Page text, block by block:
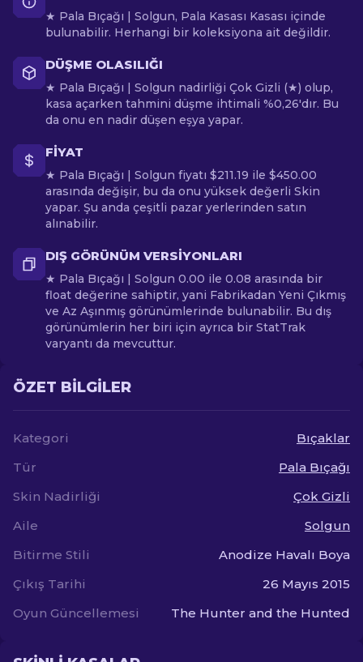
★ Pala Bıçağı | Solgun, Pala Kasası Kasası içinde
bulunabilir. Herhangi bir koleksiyona ait değildir.
DÜŞME OLASILIĞI
★ Pala Bıçağı | Solgun nadirliği Çok Gizli (★) olup,
kasa açarken tahmini düşme ihtimali %0,26'dır. Bu
da onu en nadir düşen eşya yapar.
FIYAT
★ Pala Bıçağı | Solgun fiyatı $211.19 ile $450.00
arasında değişir, bu da onu yüksek değerli Skin
yapar. Şu anda çeşitli pazar yerlerinden satın
alınabilir.
DIŞ GÖRÜNÜM VERSIYONLARI
★ Pala Bıçağı | Solgun 0.00 ile 0.08 arasında bir
float değerine sahiptir, yani Fabrikadan Yeni Çıkmış
ve Az Aşınmış görünümlerinde bulunabilir. Bu dış
görünümlerin her biri için ayrıca bir StatTrak
varyantı da mevcuttur.
ÖZET BILGILER
Kategori
Bıçaklar
Tür
Pala Bıçağı
Skin Nadirliği
Çok Gizli
Aile
Solgun
Bitirme Stili
Anodize Havalı Boya
Çıkış Tarihi
26 Mayıs 2015
Oyun Güncellemesi
The Hunter and the Hunted